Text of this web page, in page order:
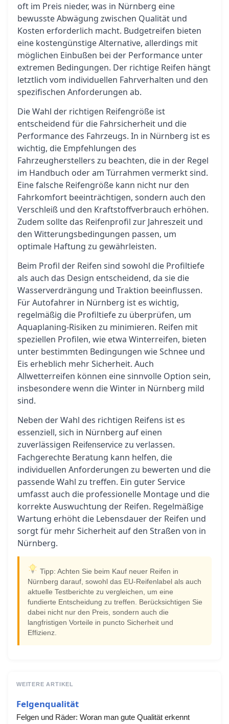
oft im Preis nieder, was in Nürnberg eine
bewusste Abwägung zwischen Qualität und
Kosten erforderlich macht. Budgetreifen bieten
eine kostengünstige Alternative, allerdings mit
möglichen Einbußen bei der Performance unter
extremen Bedingungen. Der richtige Reifen hängt
letztlich vom individuellen Fahrverhalten und den
spezifischen Anforderungen ab.
Die Wahl der richtigen Reifengröße ist
entscheidend für die Fahrsicherheit und die
Performance des Fahrzeugs. In in Nürnberg ist es
wichtig, die Empfehlungen des
Fahrzeugherstellers zu beachten, die in der Regel
im Handbuch oder am Türrahmen vermerkt sind.
Eine falsche Reifengröße kann nicht nur den
Fahrkomfort beeinträchtigen, sondern auch den
Verschleiß und den Kraftstoffverbrauch erhöhen.
Zudem sollte das Reifenprofil zur Jahreszeit und
den Witterungsbedingungen passen, um
optimale Haftung zu gewährleisten.
Beim Profil der Reifen sind sowohl die Profiltiefe
als auch das Design entscheidend, da sie die
Wasserverdrängung und Traktion beeinflussen.
Für Autofahrer in Nürnberg ist es wichtig,
regelmäßig die Profiltiefe zu überprüfen, um
Aquaplaning-Risiken zu minimieren. Reifen mit
speziellen Profilen, wie etwa Winterreifen, bieten
unter bestimmten Bedingungen wie Schnee und
Eis erheblich mehr Sicherheit. Auch
Allwetterreifen können eine sinnvolle Option sein,
insbesondere wenn die Winter in Nürnberg mild
sind.
Neben der Wahl des richtigen Reifens ist es
essenziell, sich in Nürnberg auf einen
zuverlässigen Reifenservice zu verlassen.
Fachgerechte Beratung kann helfen, die
individuellen Anforderungen zu bewerten und die
passende Wahl zu treffen. Ein guter Service
umfasst auch die professionelle Montage und die
korrekte Auswuchtung der Reifen. Regelmäßige
Wartung erhöht die Lebensdauer der Reifen und
sorgt für mehr Sicherheit auf den Straßen von in
Nürnberg.
Tipp: Achten Sie beim Kauf neuer Reifen in
Nürnberg darauf, sowohl das EU-Reifenlabel als auch
aktuelle Testberichte zu vergleichen, um eine
fundierte Entscheidung zu treffen. Berücksichtigen Sie
dabei nicht nur den Preis, sondern auch die
langfristigen Vorteile in puncto Sicherheit und
Effizienz.
WEITERE ARTIKEL
Felgenqualität
Felgen und Räder: Woran man gute Qualität erkennt